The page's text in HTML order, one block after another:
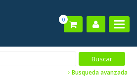
0
Busqueda avanzada